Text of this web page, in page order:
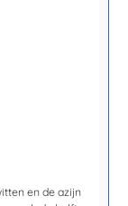
en de azijn